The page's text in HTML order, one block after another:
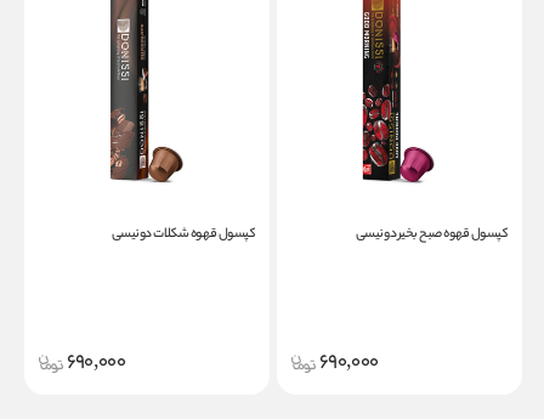
کپسول قهوه صبح بخیر دونیسی
690,000
کپسول قهوه شکلات دونیسی
690,000